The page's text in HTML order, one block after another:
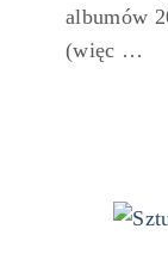
albumów
(więc …